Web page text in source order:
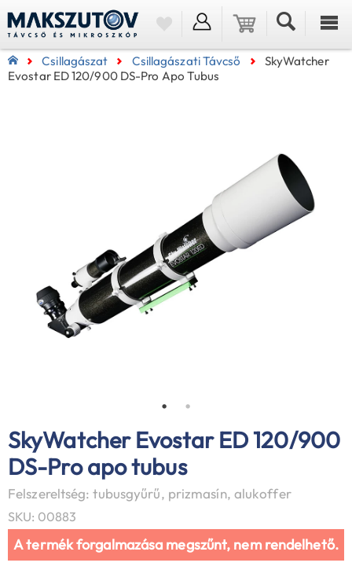
Csillagászat Csillagászati Távcső
SkyWatcher
Evostar ED 120/900 DS-Pro Apo Tubus
SkyWatcher Evostar ED 120/900
DS-Pro apo tubus
Felszereltség: tubusgyűrű, prizmasín, alukoffer
SKU: 00883
A termék forgalmazása megszűnt, nem rendelhető.